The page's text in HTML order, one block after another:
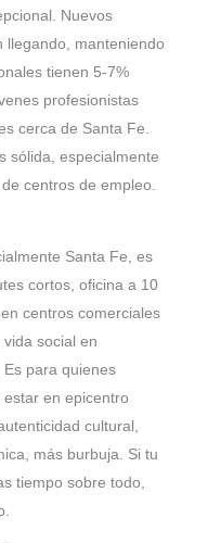
Nuevos
llegando, manteniendo
tienen 5-7%
profesionistas
cerca de Santa Fe.
sólida, especialmente
centros de empleo.
Santa Fe, es
cortos, oficina a 10
centros comerciales
social en
para quienes
en epicentro
cultural,
más burbuja. Si tu
tiempo sobre todo,